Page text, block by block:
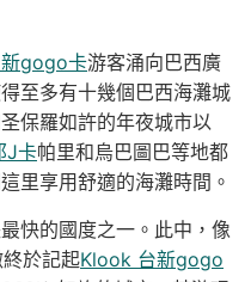
gogo卡游客涌向巴西廣
至多有十幾個巴西海灘城
保羅如許的年夜城市以
J卡帕里和烏巴圖巴等地都
里享用舒適的海灘時間。
快的國度之一。此中，像
於記起Klook 台新gogo